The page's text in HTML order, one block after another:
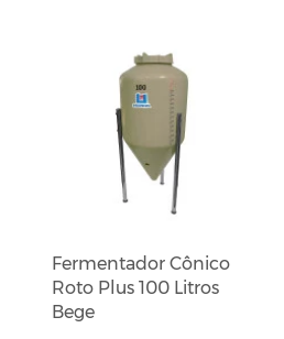
Fermentador Cônico
Roto Plus 100 Litros
Bege